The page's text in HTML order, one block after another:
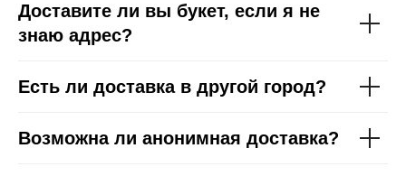
Доставите ли вы букет, если я не
знаю адрес?
Есть ли доставка в другой город?
Возможна ли анонимная доставка?